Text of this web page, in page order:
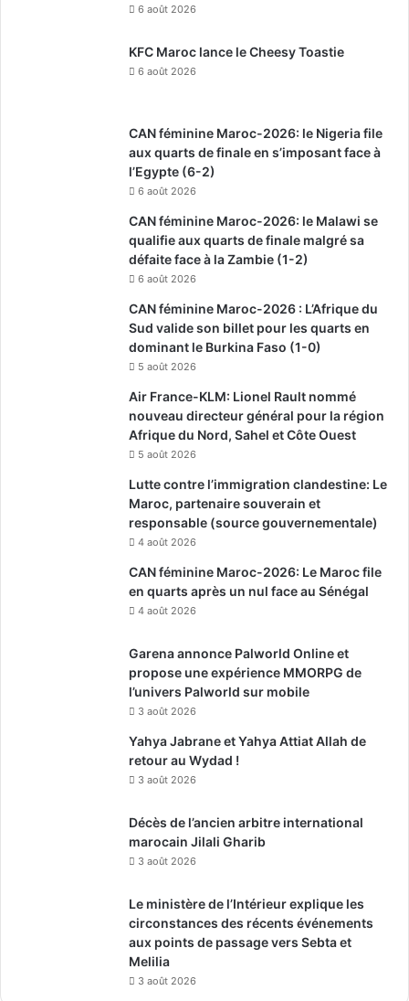
6 août 2026
KFC Maroc lance le Cheesy Toastie
6 août 2026
CAN féminine Maroc-2026: le Nigeria file
aux quarts de finale en s’imposant face à
l’Egypte (6-2)
6 août 2026
CAN féminine Maroc-2026: le Malawi se
qualifie aux quarts de finale malgré sa
défaite face à la Zambie (1-2)
6 août 2026
CAN féminine Maroc-2026 : L’Afrique du
Sud valide son billet pour les quarts en
dominant le Burkina Faso (1-0)
5 août 2026
Air France-KLM: Lionel Rault nommé
nouveau directeur général pour la région
Afrique du Nord, Sahel et Côte Ouest
5 août 2026
Lutte contre l’immigration clandestine: Le
Maroc, partenaire souverain et
responsable (source gouvernementale)
4 août 2026
CAN féminine Maroc-2026: Le Maroc file
en quarts après un nul face au Sénégal
4 août 2026
Garena annonce Palworld Online et
propose une expérience MMORPG de
l’univers Palworld sur mobile
3 août 2026
Yahya Jabrane et Yahya Attiat Allah de
retour au Wydad !
3 août 2026
Décès de l’ancien arbitre international
marocain Jilali Gharib
3 août 2026
Le ministère de l’Intérieur explique les
circonstances des récents événements
aux points de passage vers Sebta et
Melilia
3 août 2026